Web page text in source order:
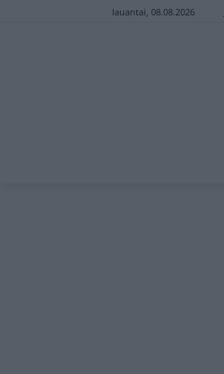
lauantai, 08.08.2026